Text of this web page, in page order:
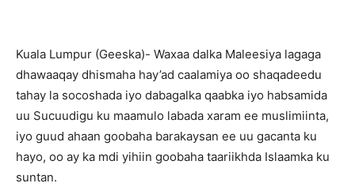
Kuala Lumpur (Geeska)- Waxaa dalka Maleesiya lagaga
dhawaaqay dhismaha hay’ad caalamiya oo shaqadeedu
tahay la socoshada iyo dabagalka qaabka iyo habsamida
uu Sucuudigu ku maamulo labada xaram ee muslimiinta,
iyo guud ahaan goobaha barakaysan ee uu gacanta ku
hayo, oo ay ka mdi yihiin goobaha taariikhda Islaamka ku
suntan.